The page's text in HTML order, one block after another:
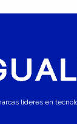
líderes en